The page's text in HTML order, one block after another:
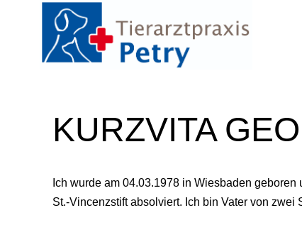
TIERARZT
KURZVITA
Ich wurde am 04.03.1978 in Wiesbaden
St.-Vincenzstift absolviert. Ich bin Vater von zwei